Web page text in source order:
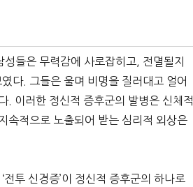
들은 무력감에 사로잡히고, 전멸될지
다. 그들은 울며 비명을 질러대고 얼어
. 이러한 정신적 증후군의 발병은 신체적
속적으로 노출되어 받는 심리적 외상은
투 신경증’이 정신적 증후군의 하나로